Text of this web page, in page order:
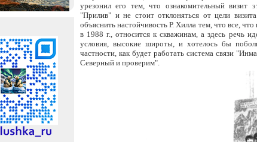
урезонил его тем, что ознакомительный
"Прилив" и не стоит отклоняться от цели
объяснить настойчивость Р. Хилла тем, что все,
в 1988 г., относится к скважинам, а здесь речь
условия, высокие широты, и хотелось бы
частности, как будет работать система связи
Северный и проверим".